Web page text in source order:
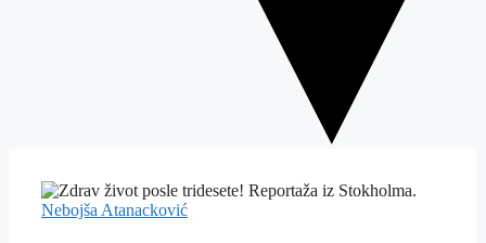
Nebojša Atanacković